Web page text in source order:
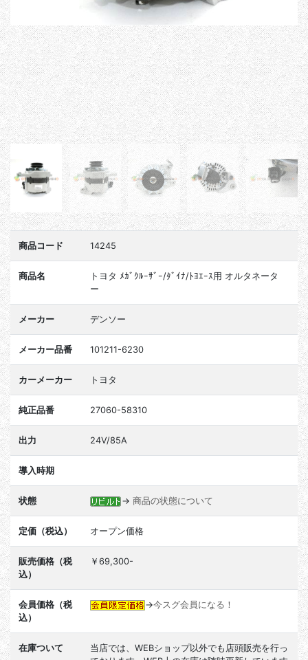
商品コード 14245
商品名
トヨタ ﾒｶﾞｸﾙｰｻﾞｰ/ﾀﾞｲﾅ/ﾄﾖｴｰｽ用 オルタネータ
ー
メーカー デンソー
メーカー品番 101211-6230
カーメーカー トヨタ
純正品番 27060-58310
出力 24V/85A
導入時期
状態 → 商品の状態について
定価（税込） オープン価格
販売価格（税
込）
￥69,300-
会員価格（税
込）
→今スグ会員になる！
在庫ついて
当店では、WEBショップ以外でも店頭販売を行っ